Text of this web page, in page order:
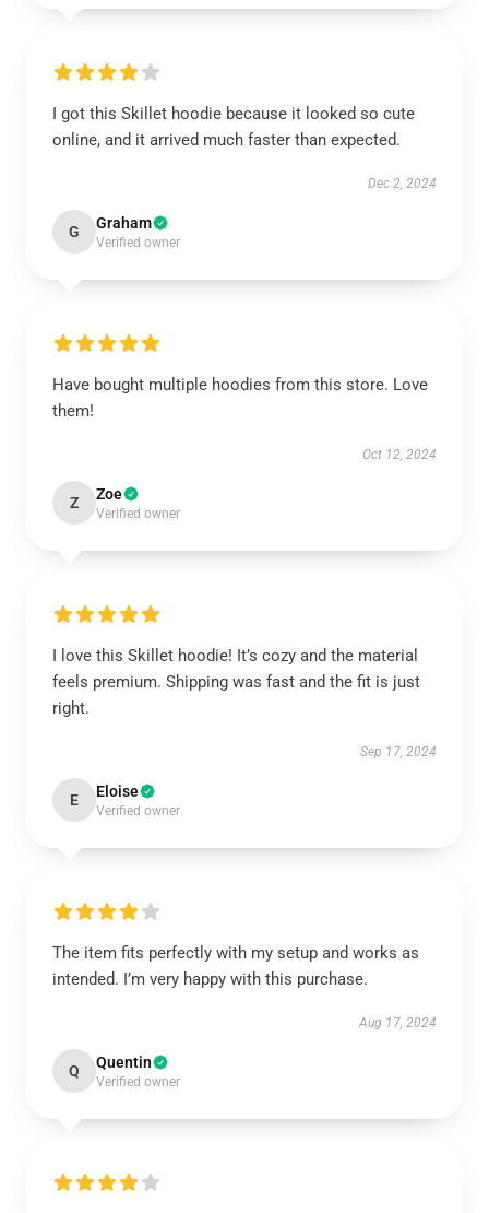
I got this Skillet hoodie because it looked so cute
online, and it arrived much faster than expected.
Dec 2, 2024
G Graham
Verified owner
Have bought multiple hoodies from this store. Love
them!
Oct 12, 2024
Z Zoe
Verified owner
I love this Skillet hoodie! It’s cozy and the material
feels premium. Shipping was fast and the fit is just
right.
Sep 17, 2024
E Eloise
Verified owner
The item fits perfectly with my setup and works as
intended. I’m very happy with this purchase.
Aug 17, 2024
Q Quentin
Verified owner